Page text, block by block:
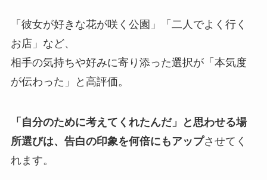
「彼女が好きな花が咲く公園」「二人でよく行く
お店」など、
相手の気持ちや好みに寄り添った選択が「本気度
が伝わった」と高評価。
「自分のために考えてくれたんだ」と思わせる場
所選びは、告白の印象を何倍にもアップさせてく
れます。